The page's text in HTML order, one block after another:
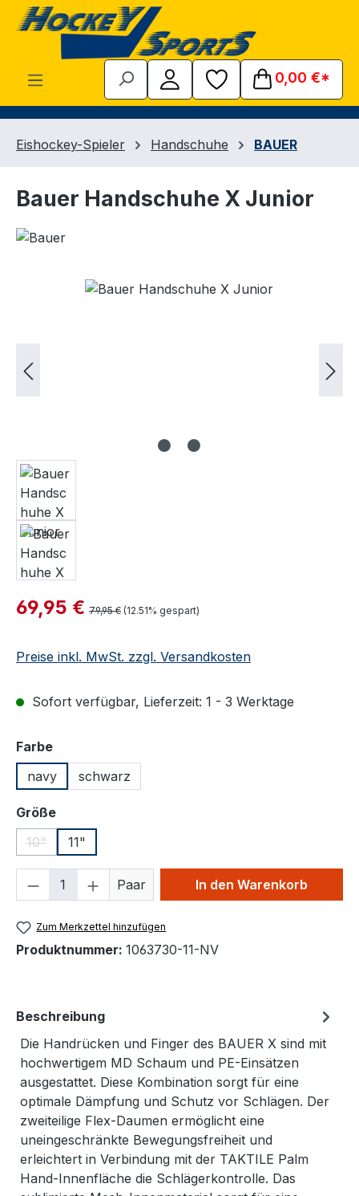
Zum Hauptinhalt springen
0,00 €*
Eishockey-Spieler Handschuhe BAUER
Bauer Handschuhe X Junior
Bildergalerie überspringen
Verkaufspreis:
69,95 € Regulärer Preis:
79,95 € (12.51% gespart)
Preise inkl. MwSt. zzgl. Versandkosten
Sofort verfügbar, Lieferzeit: 1 - 3 Werktage
Farbeauswählen
navy
schwarz
Größeauswählen
10"
(Diese Option ist zurzeit nicht verfügbar.)
11"
Produkt Anzahl: Gib den
Paar In den Warenkorb
Zum Merkzettel hinzufügen
Produktnummer: 1063730-11-NV
Beschreibung
Die Handrücken und Finger des BAUER X sind mit
hochwertigem MD Schaum und PE-Einsätzen
ausgestattet. Diese Kombination sorgt für eine
optimale Dämpfung und Schutz vor Schlägen. Der
zweiteilige Flex-Daumen ermöglicht eine
uneingeschränkte Bewegungsfreiheit und
erleichtert in Verbindung mit der TAKTILE Palm
Hand-Innenfläche die Schlägerkontrolle. Das